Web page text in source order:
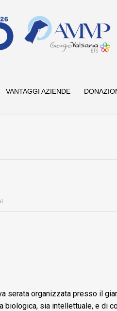
VANTAGGI AZIENDE
serata organizzata presso il
biologica, sia intellettuale, e di